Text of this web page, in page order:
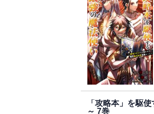
「攻略本」を駆
～ 7巻